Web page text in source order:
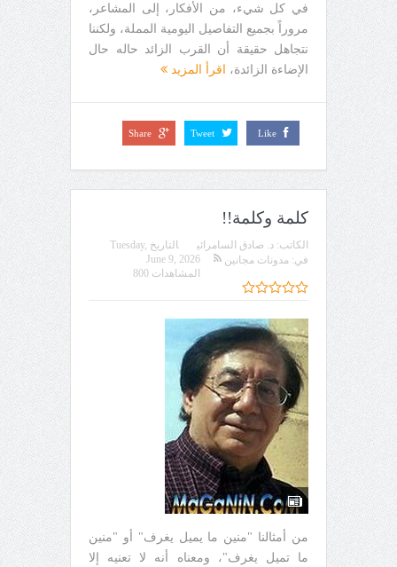
في كل شيء، من الأفكار، إلى المشاعر،
مروراً بجميع التفاصيل اليومية المملة، ولكننا
نتجاهل حقيقة أن القرب الزائد حاله حال
الإضاءة الزائدة،
اقرأ المزيد
Like
Tweet
Share
كلمة وكلمة!!
الكاتب: د. صادق السامرائي التاريخ Tuesday,
June 9, 2026
في: مدونات مجانين
المشاهدات 800
من أمثالنا "منين ما يميل يغرف" أو "منين
ما تميل يغرف"، ومعناه أنه لا تعنيه إلا